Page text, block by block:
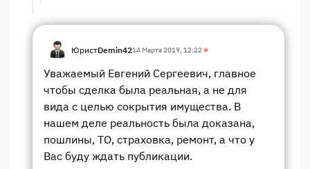
ЮристDemin4214 Марта 2019, 12:22#
Уважаемый Евгений Сергеевич, главное
чтобы сделка была реальная, а не для
вида с целью сокрытия имущества. В
нашем деле реальность была доказана,
пошлины, ТО, страховка, ремонт, а что у
Вас буду ждать публикации.